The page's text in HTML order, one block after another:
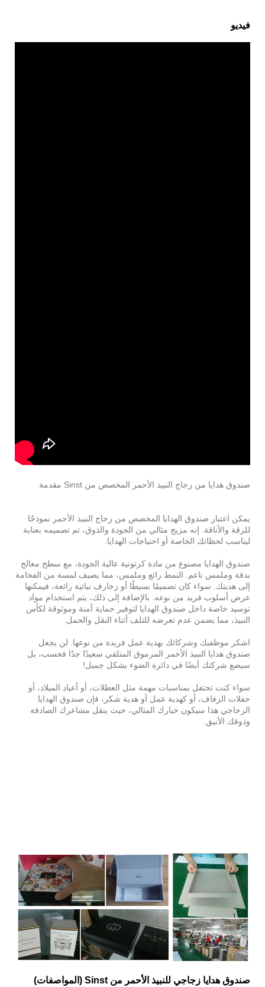
فيديو
صندوق هدايا من زجاج النبيذ الأحمر المخصص من Sinst مقدمة
يمكن اعتبار صندوق الهدايا المخصص من زجاج النبيذ الأحمر نموذجًا
للرقة والأناقة. إنه مزيج مثالي من الجودة والذوق، تم تصميمه بعناية
ليناسب لحظاتك الخاصة أو احتياجات الهدايا.
صندوق الهدايا مصنوع من مادة كرتونية عالية الجودة، مع سطح معالج
بدقة وملمس ناعم. النمط رائع وملمس، مما يضيف لمسة من الفخامة
إلى هديتك. سواء كان تصميمًا بسيطًا أو زخارف نباتية رائعة، فيمكنها
عرض أسلوب فريد من نوعه. بالإضافة إلى ذلك، يتم استخدام مواد
توسيد خاصة داخل صندوق الهدايا لتوفير حماية آمنة وموثوقة لكأس
النبيذ، مما يضمن عدم تعرضه للتلف أثناء النقل والحمل.
اشكر موظفيك وشركائك بهدية عمل فريدة من نوعها. لن يجعل
صندوق هدايا النبيذ الأحمر المرموق المتلقي سعيدًا جدًا فحسب، بل
سيضع شركتك أيضًا في دائرة الضوء بشكل جميل!
سواء كنت تحتفل بمناسبات مهمة مثل العطلات، أو أعياد الميلاد، أو
حفلات الزفاف، أو كهدية عمل أو هدية شكر، فإن صندوق الهدايا
الزجاجي هذا سيكون خيارك المثالي، حيث ينقل مشاعرك الصادقة
وذوقك الأنيق.
صندوق هدايا زجاجي للنبيذ الأحمر من Sinst (المواصفات)